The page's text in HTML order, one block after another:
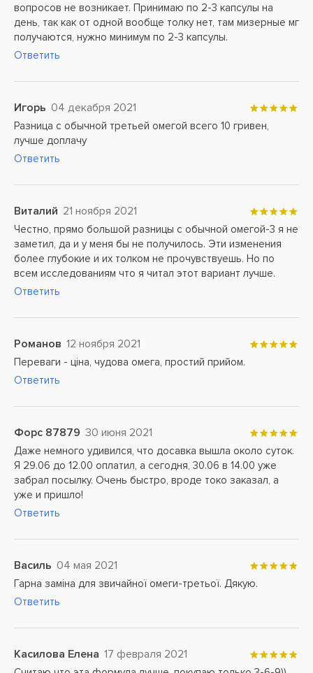
вопросов не возникает. Принимаю по 2-3 капсулы на
день, так как от одной вообще толку нет, там мизерные мг
получаются, нужно минимум по 2-3 капсулы.
Ответить
Игорь 04 декабря 2021
Разница с обычной третьей омегой всего 10 гривен,
лучше доплачу
Ответить
Виталий 21 ноября 2021
Честно, прямо большой разницы с обычной омегой-3 я не
заметил, да и у меня бы не получилось. Эти изменения
более глубокие и их толком не прочувствуешь. Но по
всем исследованиям что я читал этот вариант лучше.
Ответить
Романов 12 ноября 2021
Переваги - ціна, чудова омега, простий прийом.
Ответить
Форс 87879 30 июня 2021
Даже немного удивился, что досавка вышла около суток.
Я 29.06 до 12.00 оплатил, а сегодня, 30.06 в 14.00 уже
забрал посылку. Очень быстро, вроде токо заказал, а
уже и пришло!
Ответить
Василь 04 мая 2021
Гарна заміна для звичайної омеги-третьої. Дякую.
Ответить
Касилова Елена 17 февраля 2021